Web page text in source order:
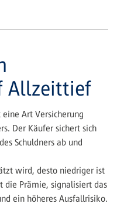
Allzeittief
eine Art Versicherung
Der Käufer sichert sich
Schuldners ab und
wird, desto niedriger ist
die Prämie, signalisiert das
ein höheres Ausfallrisiko.